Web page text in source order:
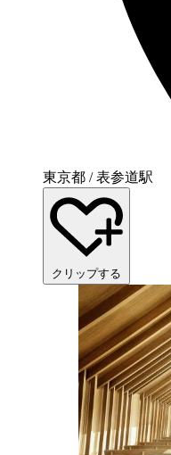
東京都 / 表参道駅
クリップする